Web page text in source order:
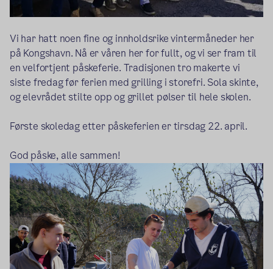
Vi har hatt noen fine og innholdsrike vintermåneder her
på Kongshavn. Nå er våren her for fullt, og vi ser fram til
en velfortjent påskeferie. Tradisjonen tro makerte vi
siste fredag før ferien med grilling i storefri. Sola skinte,
og elevrådet stilte opp og grillet pølser til hele skolen.
Første skoledag etter påskeferien er tirsdag 22. april.
God påske, alle sammen!